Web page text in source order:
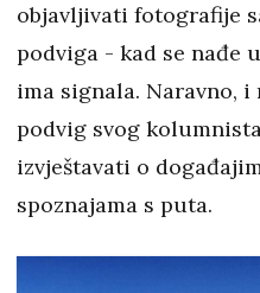
objavljivati fotografije
podviga - kad se nađe
ima signala. Naravno,
podvig svog
izvještavati o
spoznajama s puta.